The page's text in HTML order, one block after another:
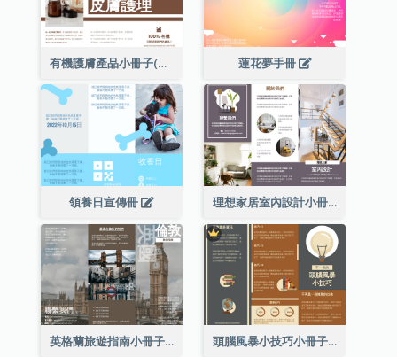
有機護膚產品小冊子(附詳細信息) 蓮花夢手冊
領養日宣傳冊 理想家居室內設計小冊子
英格蘭旅遊指南小冊子 頭腦風暴小技巧小冊子